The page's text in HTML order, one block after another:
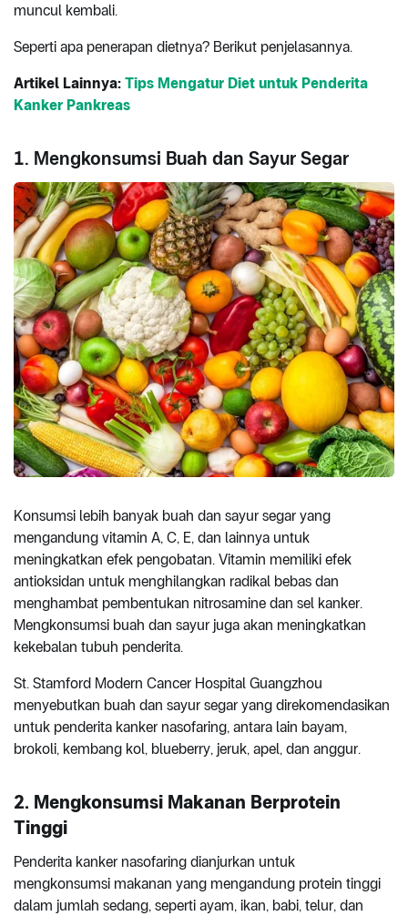
muncul kembali.
Seperti apa penerapan dietnya? Berikut penjelasannya.
Artikel Lainnya: Tips Mengatur Diet untuk Penderita
Kanker Pankreas
1. Mengkonsumsi Buah dan Sayur Segar
Konsumsi lebih banyak buah dan sayur segar yang
mengandung vitamin A, C, E, dan lainnya untuk
meningkatkan efek pengobatan. Vitamin memiliki efek
antioksidan untuk menghilangkan radikal bebas dan
menghambat pembentukan nitrosamine dan sel kanker.
Mengkonsumsi buah dan sayur juga akan meningkatkan
kekebalan tubuh penderita.
St. Stamford Modern Cancer Hospital Guangzhou
menyebutkan buah dan sayur segar yang direkomendasikan
untuk penderita kanker nasofaring, antara lain bayam,
brokoli, kembang kol, blueberry, jeruk, apel, dan anggur.
2. Mengkonsumsi Makanan Berprotein
Tinggi
Penderita kanker nasofaring dianjurkan untuk
mengkonsumsi makanan yang mengandung protein tinggi
dalam jumlah sedang, seperti ayam, ikan, babi, telur, dan